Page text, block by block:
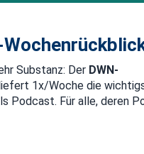
DWN: Geldanlage
DWN-Magazin China
Substanz: Der DWN-
liefert 1x/Woche die
Podcast. Für alle, deren